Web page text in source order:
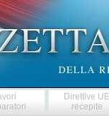
Direttive
recepite